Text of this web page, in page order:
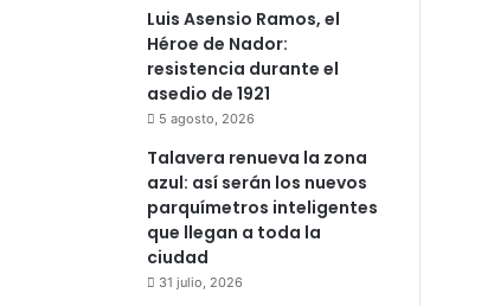
Luis Asensio Ramos, el
Héroe de Nador:
resistencia durante el
asedio de 1921
5 agosto, 2026
Talavera renueva la zona
azul: así serán los nuevos
parquímetros inteligentes
que llegan a toda la
ciudad
31 julio, 2026